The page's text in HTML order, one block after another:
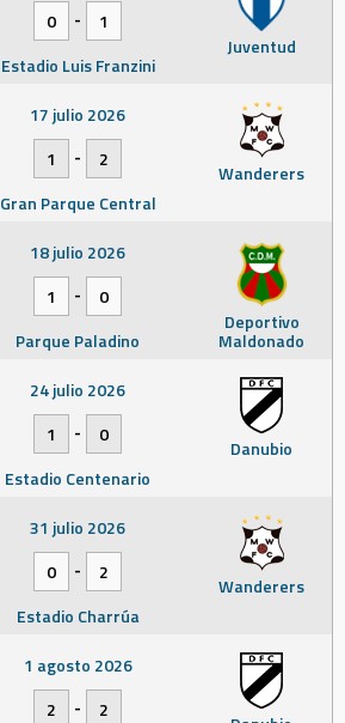
Juventud
0
-
1
Estadio Luis Franzini
Wanderers
17 julio 2026
1
-
2
Gran Parque Central
Deportivo
Maldonado
18 julio 2026
1
-
0
Parque Paladino
Danubio
24 julio 2026
1
-
0
Estadio Centenario
Wanderers
31 julio 2026
0
-
2
Estadio Charrúa
1 agosto 2026
2
- 2